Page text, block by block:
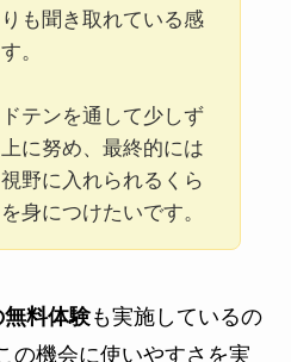
も聞き取れている感
。
テンを通して少しず
に努め、最終的には
野に入れられるくら
身につけたいです。
料体験も実施しているの
の機会に使いやすさを実